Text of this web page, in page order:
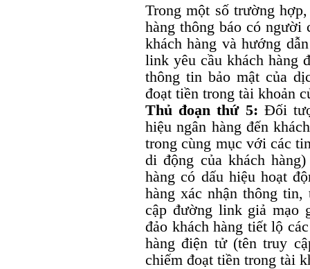
Trong một số trường
hàng thông báo có người
khách hàng và hướng
link yêu cầu khách hàng
thông tin bảo mật của
đoạt tiền trong tài khoản
Thủ đoạn thứ 5: Đối
hiệu ngân hàng đến
trong cùng mục với các
di động của khách
hàng có dấu hiệu hoạt
hàng xác nhận thông
cập đường link giả mạo
đảo khách hàng tiết lộ
hàng điện tử (tên truy
chiếm đoạt tiền trong tài